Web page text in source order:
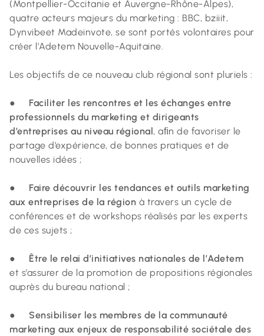
(Montpellier-Occitanie et Auvergne-Rhône-Alpes),
quatre acteurs majeurs du marketing : BBC, bziiit,
Dynvibeet Madeinvote, se sont portés volontaires pour
créer l’Adetem Nouvelle-Aquitaine.
Les objectifs de ce nouveau club régional sont pluriels :
● Faciliter les rencontres et les échanges entre
professionnels du marketing et dirigeants
d’entreprises au niveau régional, aﬁn de favoriser le
partage d’expérience, de bonnes pratiques et de
nouvelles idées ;
● Faire découvrir les tendances et outils marketing
aux entreprises de la région à travers un cycle de
conférences et de workshops réalisés par les experts
de ces sujets ;
● Être le relai d’initiatives nationales de l’Adetem
et s’assurer de la promotion de propositions régionales
auprès du bureau national ;
● Sensibiliser les membres de la communauté
marketing aux enjeux de responsabilité sociétale des